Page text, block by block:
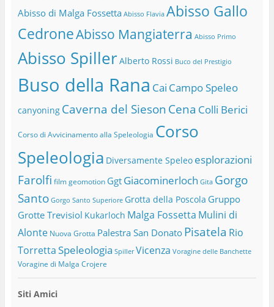
Abisso di Malga Fossetta Abisso Flavia Abisso Gallo
CedroneAbisso Mangiaterra Abisso Primo
Abisso SpillerAlberto Rossi Buco del Prestigio
Buso della Rana Cai Campo Speleo
canyoning Caverna del Sieson Cena Colli Berici
Corso di Avvicinamento alla Speleologia Corso
Speleologia Diversamente Speleo esplorazioni
Farolfi film geomotion Ggt Giacominerloch Gita Gorgo
Santo Gorgo Santo Superiore Grotta della Poscola Gruppo
Grotte Trevisiol Kukarloch Malga Fossetta Mulini di
Alonte Nuova Grotta Palestra San Donato Pisatela Rio
TorrettaSpeleologia Spiller Vicenza Voragine delle Banchette
Voragine di Malga Crojere
Siti Amici